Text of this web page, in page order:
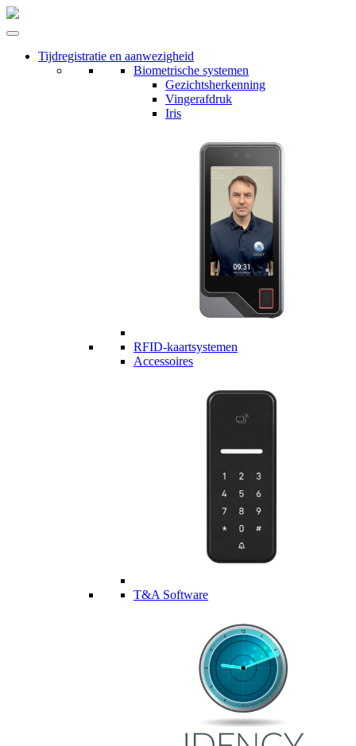
Tijdregistratie en aanwezigheid
Biometrische systemen
Gezichtsherkenning
Vingerafdruk
Iris
RFID-kaartsystemen
Accessoires
T&A Software